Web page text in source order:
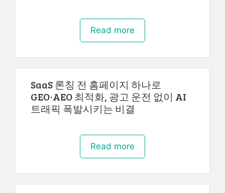
Read more
SaaS 론칭 전 홈페이지 하나로
GEO·AEO 최적화, 광고 운전 없이 AI
트래픽 폭발시키는 비결
Read more